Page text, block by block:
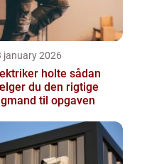
january 2026
holte sådan
du den rigtige
til opgaven